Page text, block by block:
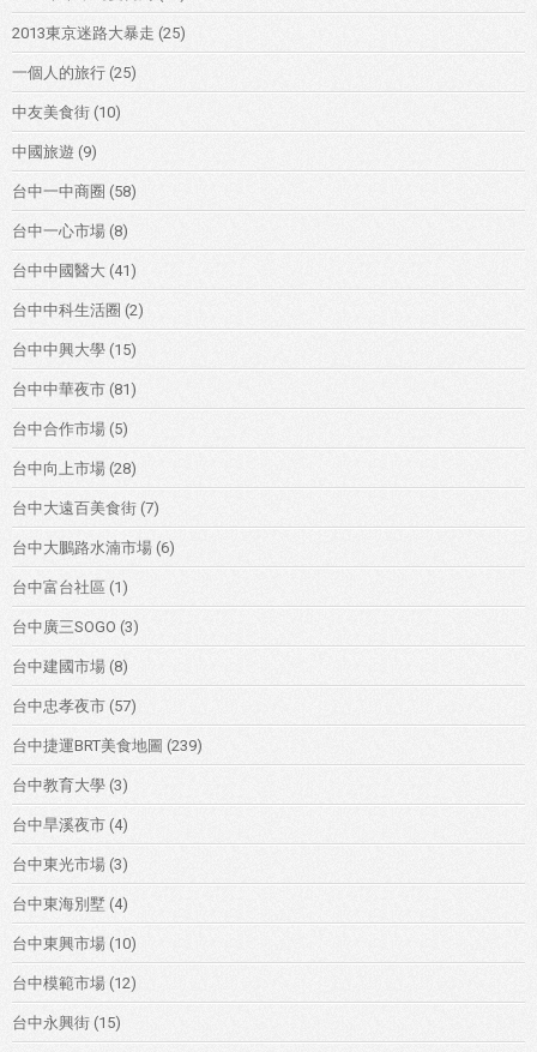
2013東京迷路大暴走 (25)
一個人的旅行 (25)
中友美食街 (10)
中國旅遊 (9)
台中一中商圈 (58)
台中一心市場 (8)
台中中國醫大 (41)
台中中科生活圈 (2)
台中中興大學 (15)
台中中華夜市 (81)
台中合作市場 (5)
台中向上市場 (28)
台中大遠百美食街 (7)
台中大鵬路水湳市場 (6)
台中富台社區 (1)
台中廣三SOGO (3)
台中建國市場 (8)
台中忠孝夜市 (57)
台中捷運BRT美食地圖 (239)
台中教育大學 (3)
台中旱溪夜市 (4)
台中東光市場 (3)
台中東海別墅 (4)
台中東興市場 (10)
台中模範市場 (12)
台中永興街 (15)